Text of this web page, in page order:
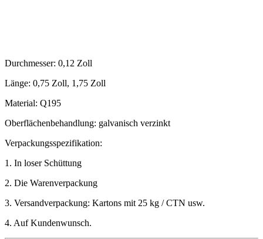
Durchmesser: 0,12 Zoll
Länge: 0,75 Zoll, 1,75 Zoll
Material: Q195
Oberflächenbehandlung: galvanisch verzinkt
Verpackungsspezifikation:
1. In loser Schüttung
2. Die Warenverpackung
3. Versandverpackung: Kartons mit 25 kg / CTN usw.
4. Auf Kundenwunsch.